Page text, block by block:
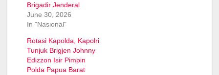
Brigadir Jenderal
June 30, 2026
In "Nasional"
Rotasi Kapolda, Kapolri
Tunjuk Brigjen Johnny
Edizzon Isir Pimpin
Polda Papua Barat